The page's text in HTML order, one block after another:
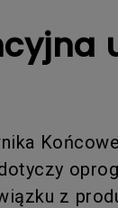
Laser
z